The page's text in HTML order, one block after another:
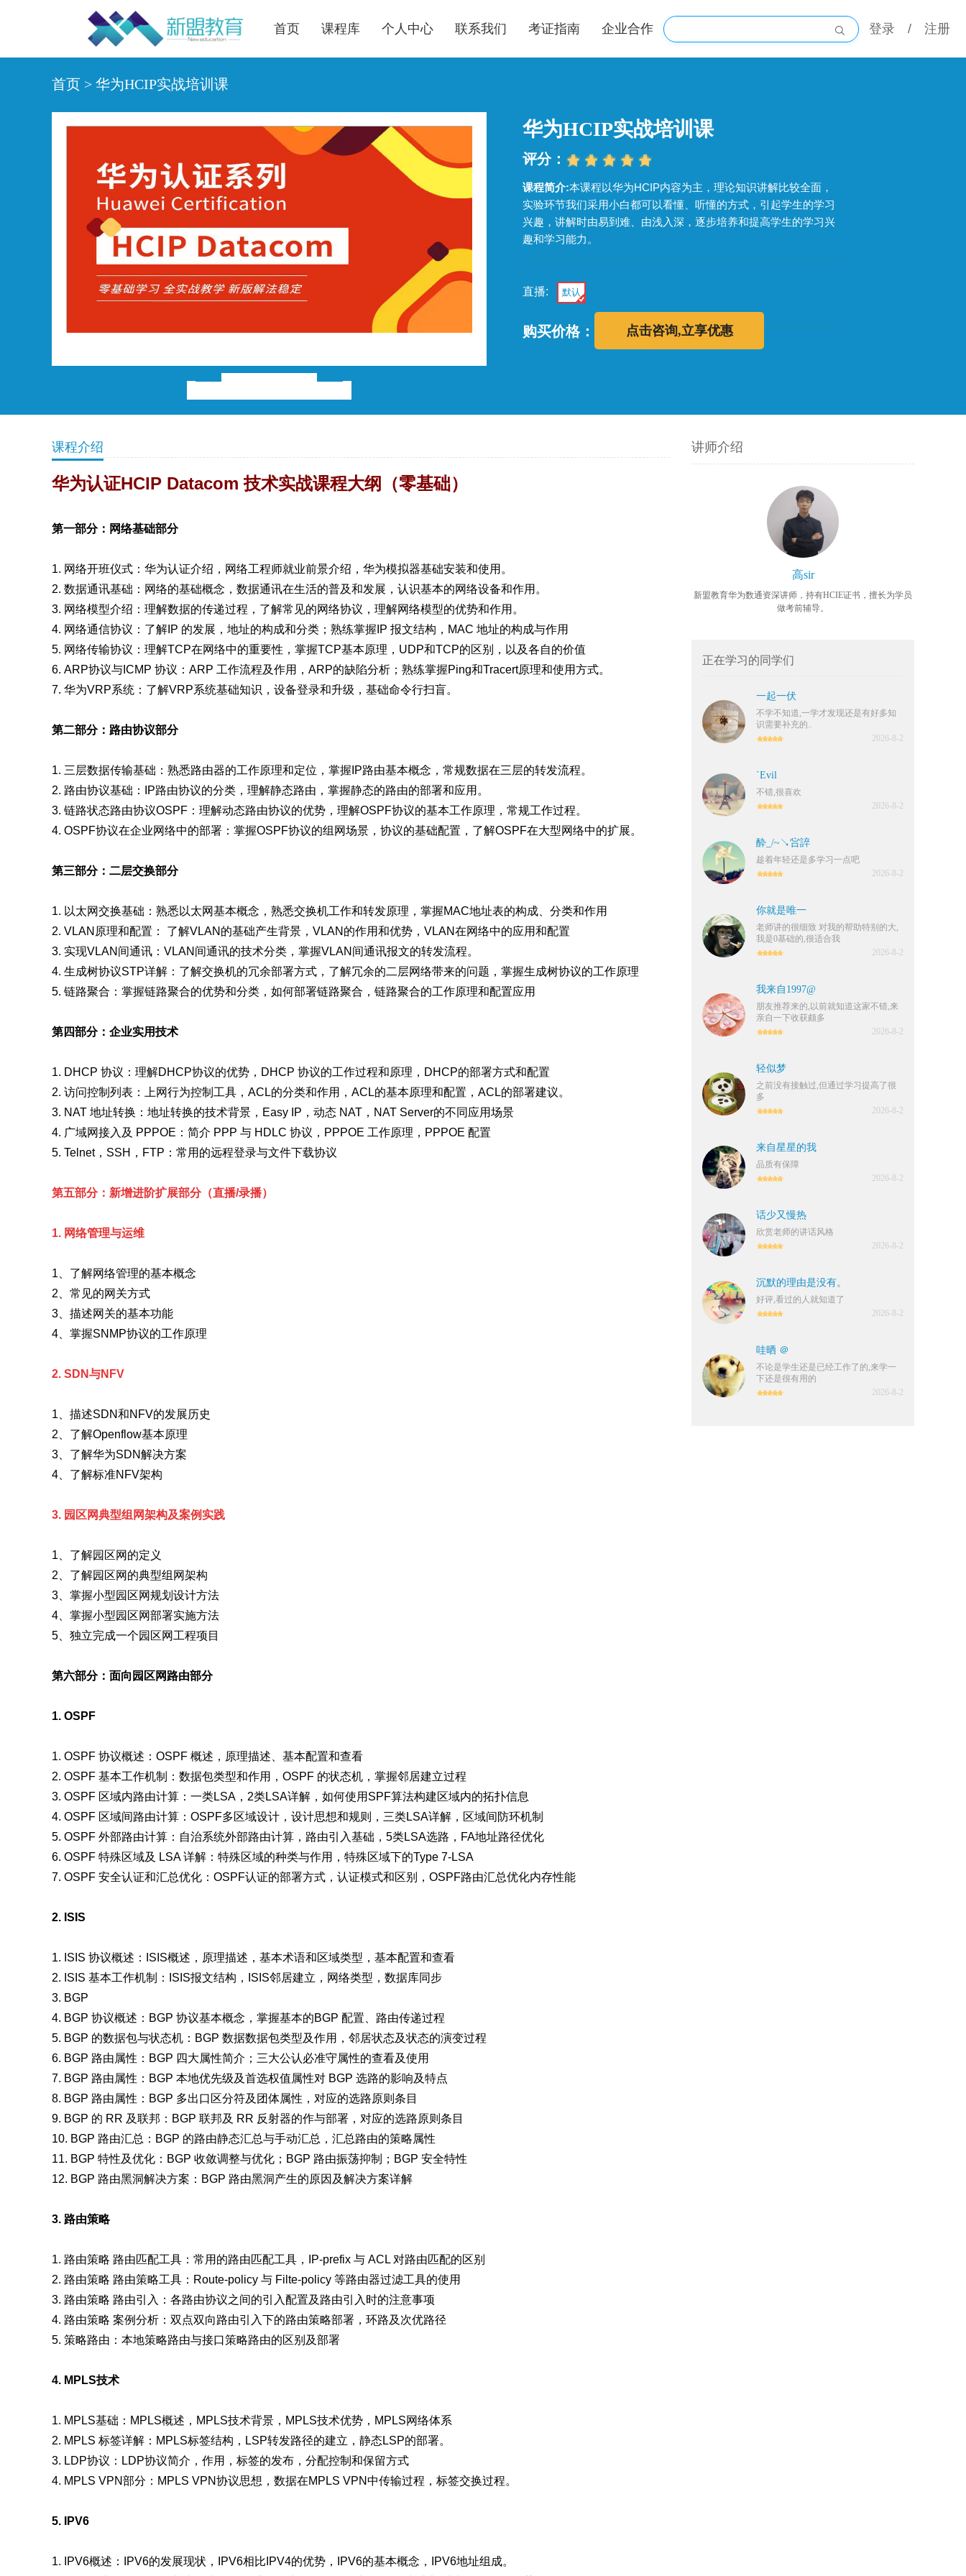
首页 课程库 个人中心 联系我们 考证指南 企业合作 登录 / 注册
首页 > 华为HCIP实战培训课
华为HCIP实战培训课
评分：
课程简介:本课程以华为HCIP内容为主，理论知识讲解比较全面，
实验环节我们采用小白都可以看懂、听懂的方式，引起学生的学习
兴趣，讲解时由易到难、由浅入深，逐步培养和提高学生的学习兴
趣和学习能力。
直播: 默认
购买价格： 点击咨询,立享优惠
课程介绍
华为认证HCIP Datacom 技术实战课程大纲（零基础）
第一部分：网络基础部分
1. 网络开班仪式：华为认证介绍，网络工程师就业前景介绍，华为模拟器基础安装和使用。
2. 数据通讯基础：网络的基础概念，数据通讯在生活的普及和发展，认识基本的网络设备和作用。
3. 网络模型介绍：理解数据的传递过程，了解常见的网络协议，理解网络模型的优势和作用。
4. 网络通信协议：了解IP 的发展，地址的构成和分类；熟练掌握IP 报文结构，MAC 地址的构成与作用
5. 网络传输协议：理解TCP在网络中的重要性，掌握TCP基本原理，UDP和TCP的区别，以及各自的价值
6. ARP协议与ICMP 协议：ARP 工作流程及作用，ARP的缺陷分析；熟练掌握Ping和Tracert原理和使用方式。
7. 华为VRP系统：了解VRP系统基础知识，设备登录和升级，基础命令行扫盲。
第二部分：路由协议部分
1. 三层数据传输基础：熟悉路由器的工作原理和定位，掌握IP路由基本概念，常规数据在三层的转发流程。
2. 路由协议基础：IP路由协议的分类，理解静态路由，掌握静态的路由的部署和应用。
3. 链路状态路由协议OSPF：理解动态路由协议的优势，理解OSPF协议的基本工作原理，常规工作过程。
4. OSPF协议在企业网络中的部署：掌握OSPF协议的组网场景，协议的基础配置，了解OSPF在大型网络中的扩展。
第三部分：二层交换部分
1. 以太网交换基础：熟悉以太网基本概念，熟悉交换机工作和转发原理，掌握MAC地址表的构成、分类和作用
2. VLAN原理和配置： 了解VLAN的基础产生背景，VLAN的作用和优势，VLAN在网络中的应用和配置
3. 实现VLAN间通讯：VLAN间通讯的技术分类，掌握VLAN间通讯报文的转发流程。
4. 生成树协议STP详解：了解交换机的冗余部署方式，了解冗余的二层网络带来的问题，掌握生成树协议的工作原理
5. 链路聚合：掌握链路聚合的优势和分类，如何部署链路聚合，链路聚合的工作原理和配置应用
第四部分：企业实用技术
1. DHCP 协议：理解DHCP协议的优势，DHCP 协议的工作过程和原理，DHCP的部署方式和配置
2. 访问控制列表：上网行为控制工具，ACL的分类和作用，ACL的基本原理和配置，ACL的部署建议。
3. NAT 地址转换：地址转换的技术背景，Easy IP，动态 NAT，NAT Server的不同应用场景
4. 广域网接入及 PPPOE：简介 PPP 与 HDLC 协议，PPPOE 工作原理，PPPOE 配置
5. Telnet，SSH，FTP：常用的远程登录与文件下载协议
第五部分：新增进阶扩展部分（直播/录播）
1. 网络管理与运维
1、了解网络管理的基本概念
2、常见的网关方式
3、描述网关的基本功能
4、掌握SNMP协议的工作原理
2. SDN与NFV
1、描述SDN和NFV的发展历史
2、了解Openflow基本原理
3、了解华为SDN解决方案
4、了解标准NFV架构
3. 园区网典型组网架构及案例实践
1、了解园区网的定义
2、了解园区网的典型组网架构
3、掌握小型园区网规划设计方法
4、掌握小型园区网部署实施方法
5、独立完成一个园区网工程项目
第六部分：面向园区网路由部分
1. OSPF
1. OSPF 协议概述：OSPF 概述，原理描述、基本配置和查看
2. OSPF 基本工作机制：数据包类型和作用，OSPF 的状态机，掌握邻居建立过程
3. OSPF 区域内路由计算：一类LSA，2类LSA详解，如何使用SPF算法构建区域内的拓扑信息
4. OSPF 区域间路由计算：OSPF多区域设计，设计思想和规则，三类LSA详解，区域间防环机制
5. OSPF 外部路由计算：自治系统外部路由计算，路由引入基础，5类LSA选路，FA地址路径优化
6. OSPF 特殊区域及 LSA 详解：特殊区域的种类与作用，特殊区域下的Type 7-LSA
7. OSPF 安全认证和汇总优化：OSPF认证的部署方式，认证模式和区别，OSPF路由汇总优化内存性能
2. ISIS
1. ISIS 协议概述：ISIS概述，原理描述，基本术语和区域类型，基本配置和查看
2. ISIS 基本工作机制：ISIS报文结构，ISIS邻居建立，网络类型，数据库同步
3. BGP
4. BGP 协议概述：BGP 协议基本概念，掌握基本的BGP 配置、路由传递过程
5. BGP 的数据包与状态机：BGP 数据数据包类型及作用，邻居状态及状态的演变过程
6. BGP 路由属性：BGP 四大属性简介；三大公认必准守属性的查看及使用
7. BGP 路由属性：BGP 本地优先级及首选权值属性对 BGP 选路的影响及特点
8. BGP 路由属性：BGP 多出口区分符及团体属性，对应的选路原则条目
9. BGP 的 RR 及联邦：BGP 联邦及 RR 反射器的作与部署，对应的选路原则条目
10. BGP 路由汇总：BGP 的路由静态汇总与手动汇总，汇总路由的策略属性
11. BGP 特性及优化：BGP 收敛调整与优化；BGP 路由振荡抑制；BGP 安全特性
12. BGP 路由黑洞解决方案：BGP 路由黑洞产生的原因及解决方案详解
3. 路由策略
1. 路由策略 路由匹配工具：常用的路由匹配工具，IP-prefix 与 ACL 对路由匹配的区别
2. 路由策略 路由策略工具：Route-policy 与 Filte-policy 等路由器过滤工具的使用
3. 路由策略 路由引入：各路由协议之间的引入配置及路由引入时的注意事项
4. 路由策略 案例分析：双点双向路由引入下的路由策略部署，环路及次优路径
5. 策略路由：本地策略路由与接口策略路由的区别及部署
4. MPLS技术
1. MPLS基础：MPLS概述，MPLS技术背景，MPLS技术优势，MPLS网络体系
2. MPLS 标签详解：MPLS标签结构，LSP转发路径的建立，静态LSP的部署。
3. LDP协议：LDP协议简介，作用，标签的发布，分配控制和保留方式
4. MPLS VPN部分：MPLS VPN协议思想，数据在MPLS VPN中传输过程，标签交换过程。
5. IPV6
1. IPV6概述：IPV6的发展现状，IPV6相比IPV4的优势，IPV6的基本概念，IPV6地址组成。
讲师介绍
高sir
新盟教育华为数通资深讲师，持有HCIE证书，擅长为学员
做考前辅导。
正在学习的同学们
一起一伏
不学不知道,一学才发现还是有好多知
识需要补充的..
2026-8-2
`Evil
不错,很喜欢
2026-8-2
酔_/~↘吢誶
趁着年轻还是多学习一点吧
2026-8-2
你就是唯一ゝ
老师讲的很细致 对我的帮助特别的大,
我是0基础的,很适合我
2026-8-2
我来自1997@
朋友推荐来的,以前就知道这家不错,来
亲自一下收获颇多
2026-8-2
轻似梦
之前没有接触过,但通过学习提高了很
多
2026-8-2
来自星星的我
品质有保障
2026-8-2
话少又慢热
欣赏老师的讲话风格
2026-8-2
沉默的理由是没有。
好评,看过的人就知道了
2026-8-2
哇晒 ＠
不论是学生还是已经工作了的,来学一
下还是很有用的
2026-8-2